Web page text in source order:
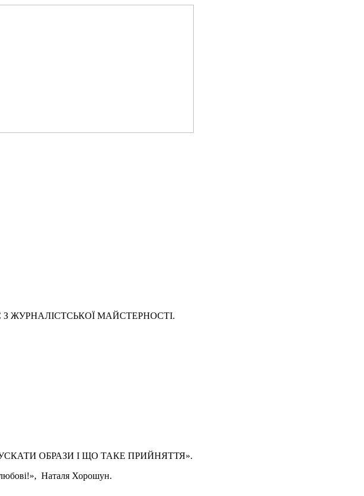
З ЖУРНАЛІСТСЬКОЇ МАЙСТЕРНОСТІ.
ОБРАЗИ І ЩО ТАКЕ ПРИЙНЯТТЯ».
любові!», Наталя Хорошун.